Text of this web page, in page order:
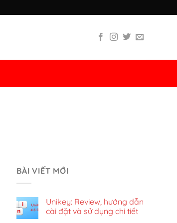
BÀI VIẾT MỚI
Unikey: Review, hướng dẫn
cài đặt và sử dụng chi tiết